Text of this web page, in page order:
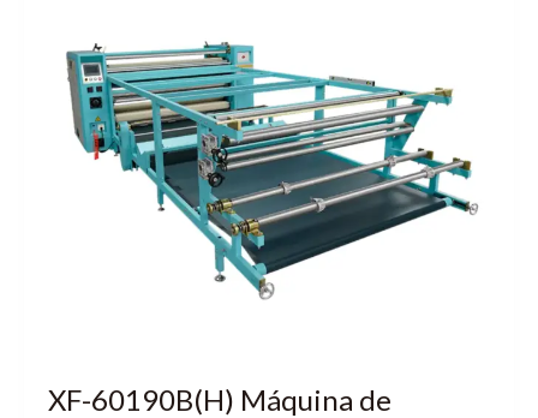
XF-60190B(H) Máquina de